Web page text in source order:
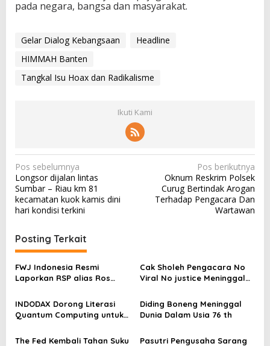
pada negara, bangsa dan masyarakat.
Gelar Dialog Kebangsaan
Headline
HIMMAH Banten
Tangkal Isu Hoax dan Radikalisme
Ikuti Kami
N
a
v
i
g
a
s
i
p
o
s
Pos sebelumnya
Longsor dijalan lintas
Sumbar – Riau km 81
kecamatan kuok kamis dini
hari kondisi terkini
Pos berikutnya
Oknum Reskrim Polsek
Curug Bertindak Arogan
Terhadap Pengacara Dan
Wartawan
Posting Terkait
FWJ Indonesia Resmi
Laporkan RSP alias Ros
Cak Sholeh Pengacara No
Viral No justice Meninggal
INDODAX Dorong Literasi
Quantum Computing untuk
Blockchain
Diding Boneng Meninggal
Dunia Dalam Usia 76 th
The Fed Kembali Tahan Suku
Pasutri Pengusaha Sarang